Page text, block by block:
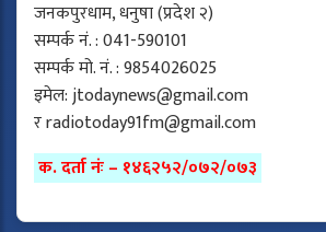
जनकपुरधाम, धनुषा (प्रदेश २)
सम्पर्क नं. : 041-590101
सम्पर्क मो. नं. : 9854026025
इमेल:jtodaynews@gmail.com
रradiotoday91fm@gmail.com
क. दर्ता नंः – १४६२५२/०७२/०७३